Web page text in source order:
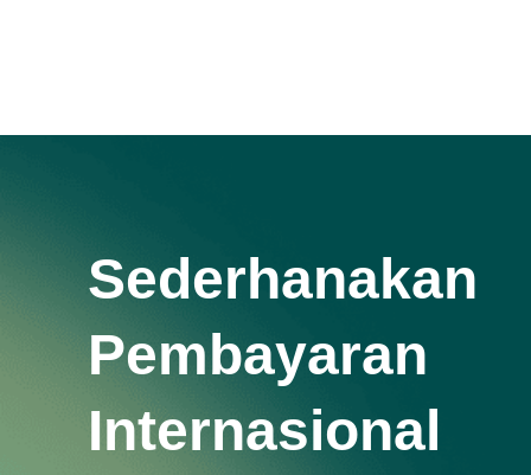
Sederhanakan
Pembayaran
Internasional